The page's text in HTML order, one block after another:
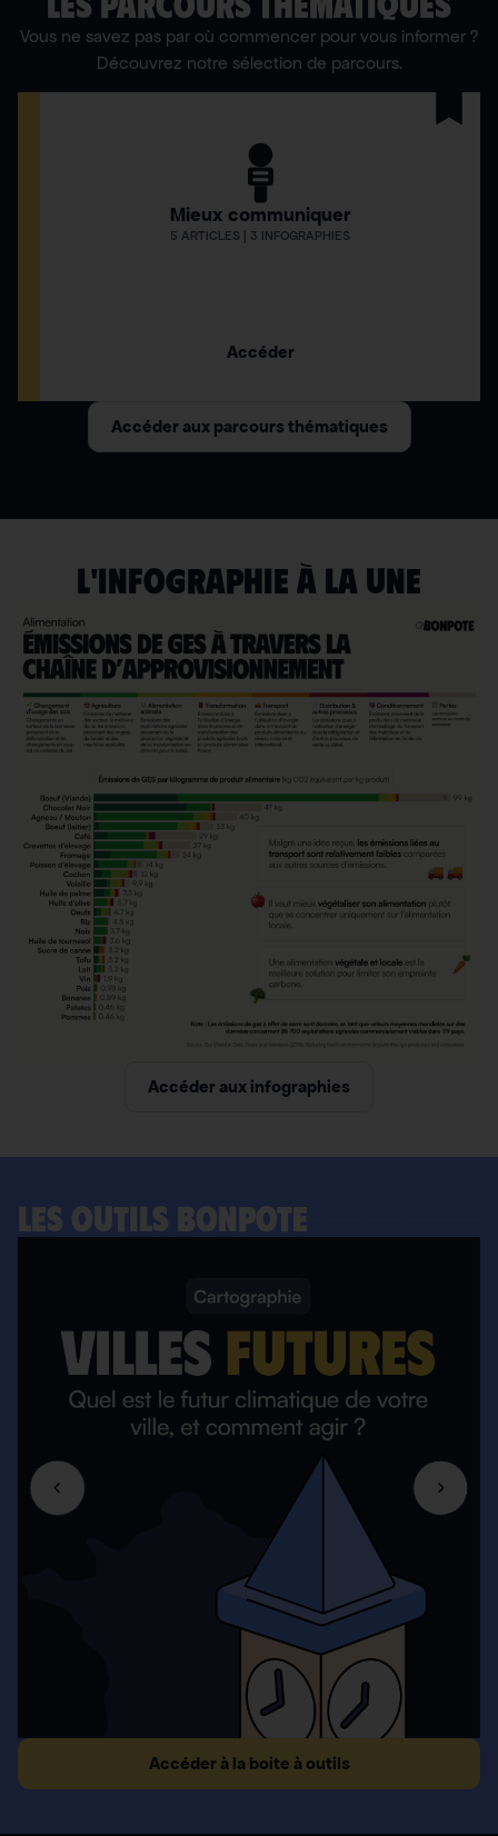
Vous ne savez pas par où commencer pour vous informer ?
Découvrez notre sélection de parcours.
Mieux communiquer
5 ARTICLES | 3 INFOGRAPHIES
Accéder
Accéder aux parcours thématiques
L'INFOGRAPHIE À LA UNE
Accéder aux infographies
LES OUTILS BONPOTE
Accéder à la boite à outils